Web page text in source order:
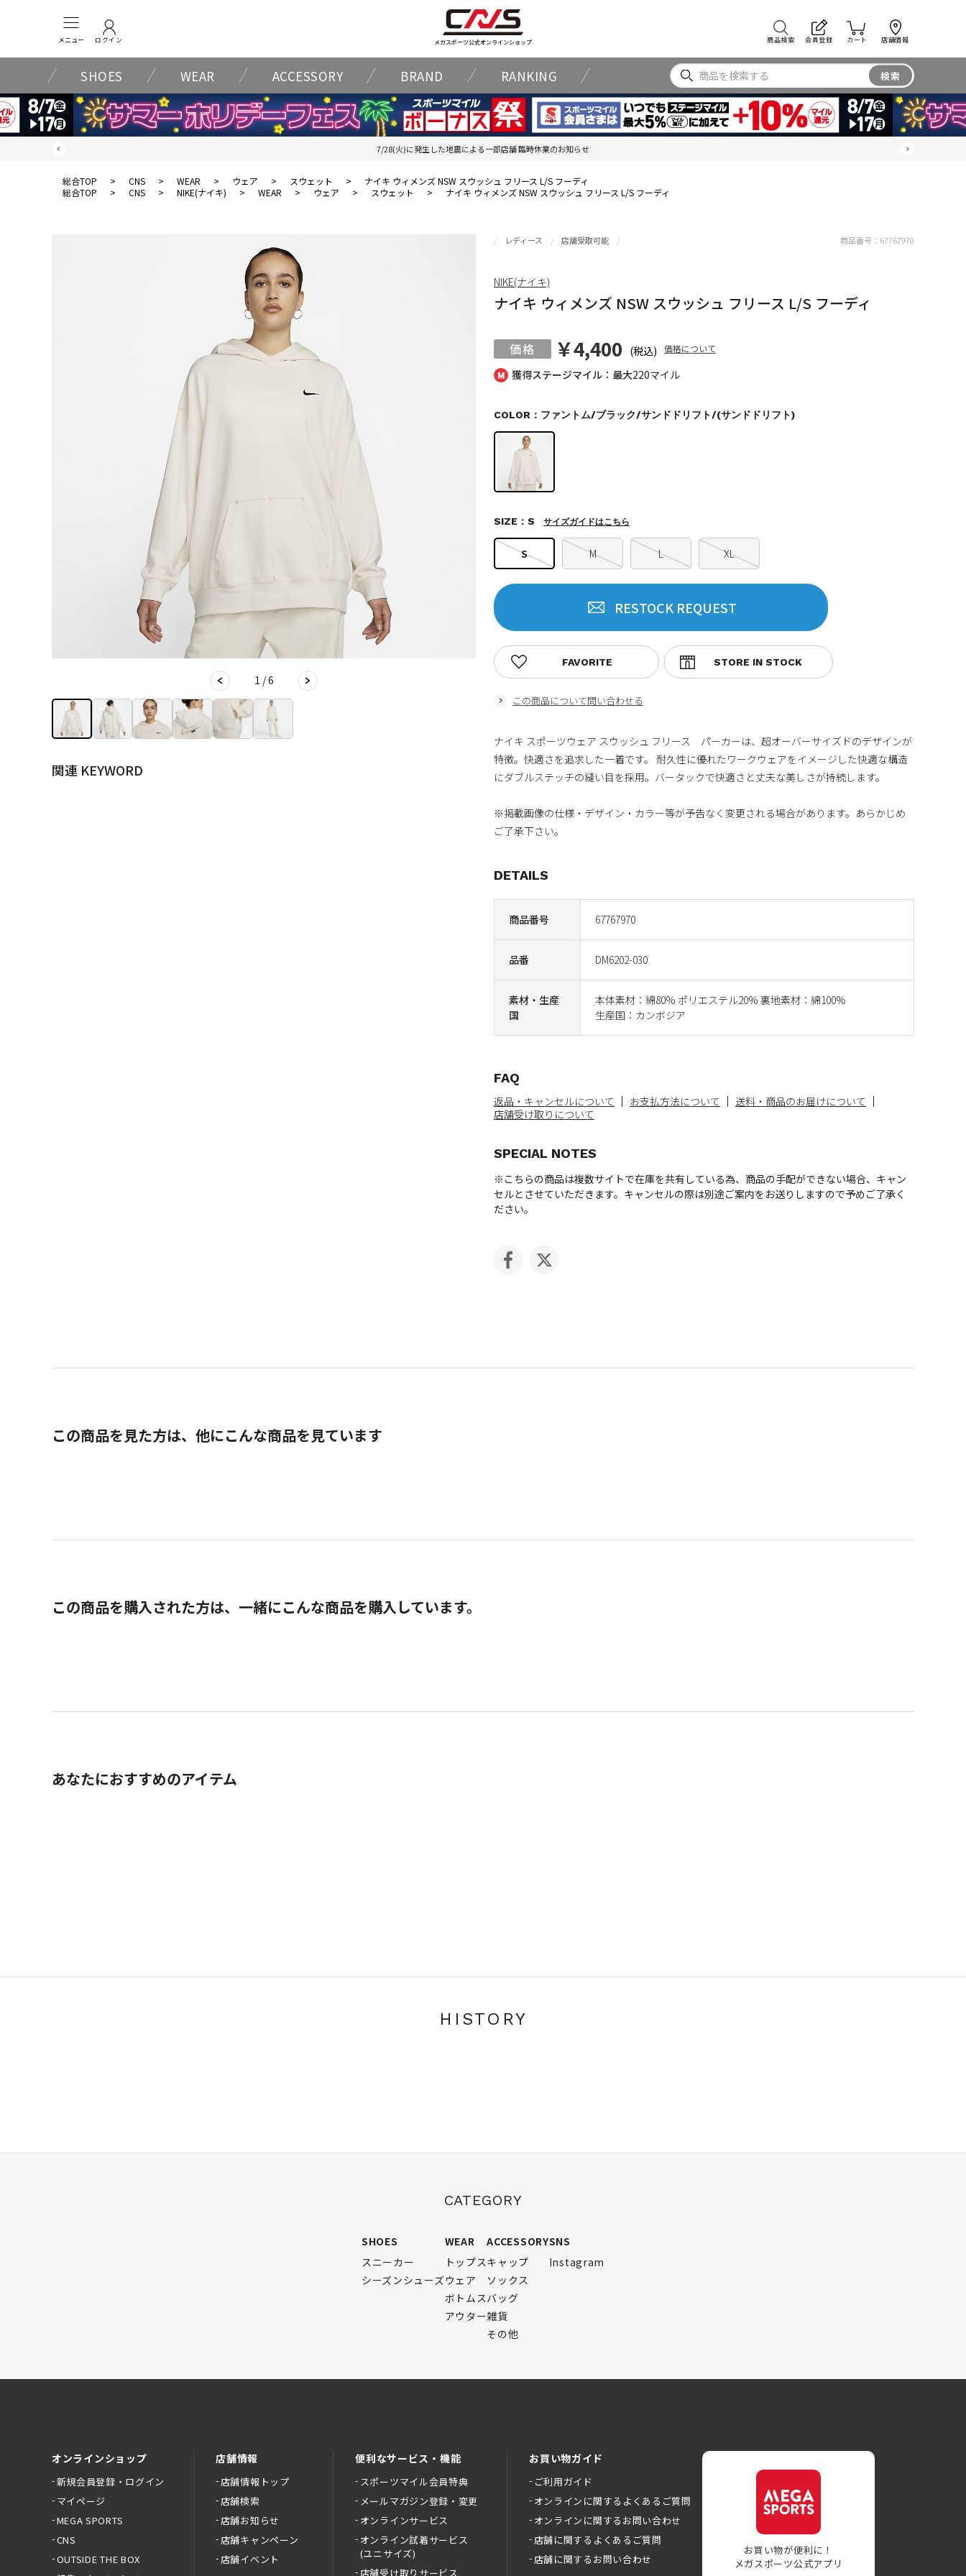
メニュー ログイン メガスポーツ公式オンラインショップ 商品検索 会員登録 カート 店舗情報
SHOES WEAR ACCESSORY BRAND RANKING 検索
7/28(火)に発生した地震による一部店舗 臨時休業のお知らせ
総合TOP > CNS > WEAR > ウェア > スウェット >
ナイキ ウィメンズ NSW スウッシュ フリース L/S フーディ
総合TOP
> CNS > NIKE(ナイキ) > WEAR > ウェア > スウェット > ナイキ ウィメンズ NSW スウッシュ フリース L/S フーディ
1 / 6
関連 KEYWORD
獲得ステージマイル：最大220マイル
レディース 店舗受取可能
ナイキ ウィメンズ NSW スウッシュ フリース L/S フーディ
￥4,400 (税込) 価格について
商品番号 67767970
品番 DM6202-030
素材・生産
国
本体素材：綿80% ポリエステル20% 裏地素材：綿100%
生産国：カンボジア
COLOR：ファントム/ブラック/サンドドリフト/(サンドドリフト)
S M L XL
SIZE：S サイズガイドはこちら
RESTOCK REQUEST
この商品について問い合わせる
FAVORITE
商品番号： 67767970
NIKE(ナイキ)
ナイキ スポーツウェア スウッシュ フリース パーカーは、超オーバーサイズドのデザインが
特徴。快適さを追求した一着です。 耐久性に優れたワークウェアをイメージした快適な構造
にダブルステッチの縫い目を採用。バータックで快適さと丈夫な美しさが持続します。
※掲載画像の仕様・デザイン・カラー等が予告なく変更される場合があります。あらかじめ
ご了承下さい。
DETAILS
FAQ
返品・キャンセルについて お支払方法について
送料・商品のお届けについて
店舗受け取りについて
SPECIAL NOTES
※こちらの商品は複数サイトで在庫を共有している為、商品の手配ができない場合、キャン
セルとさせていただきます。キャンセルの際は別途ご案内をお送りしますので予めご了承く
ださい。
この商品を見た方は、他にこんな商品を見ています
この商品を購入された方は、一緒にこんな商品を購入しています。
あなたにおすすめのアイテム
HISTORY
CATEGORY
SHOES
スニーカー
シーズンシューズ
WEAR
トップス
ウェア
ボトムス
アウター
ACCESSORY
キャップ
ソックス
バッグ
雑貨
その他
SNS
Instagram
オンラインショップ
新規会員登録・ログイン
マイページ
MEGA SPORTS
CNS
OUTSIDE THE BOX
店舗情報
店舗情報トップ
店舗検索
店舗お知らせ
店舗キャンペーン
店舗イベント
便利なサービス・機能
スポーツマイル会員特典
メールマガジン登録・変更
オンラインサービス
オンライン試着サービス
(ユニサイズ)
店舗受け取りサービス
お買い物ガイド
ご利用ガイド
オンラインに関するよくあるご質問
オンラインに関するお問い合わせ
店舗に関するよくあるご質問
店舗に関するお問い合わせ
お買い物が便利に！
メガスポーツ公式アプリ